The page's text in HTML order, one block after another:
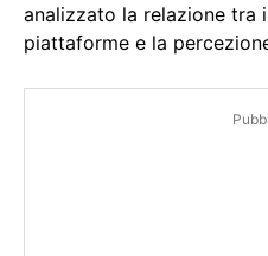
analizzato la relazione tra
piattaforme e la